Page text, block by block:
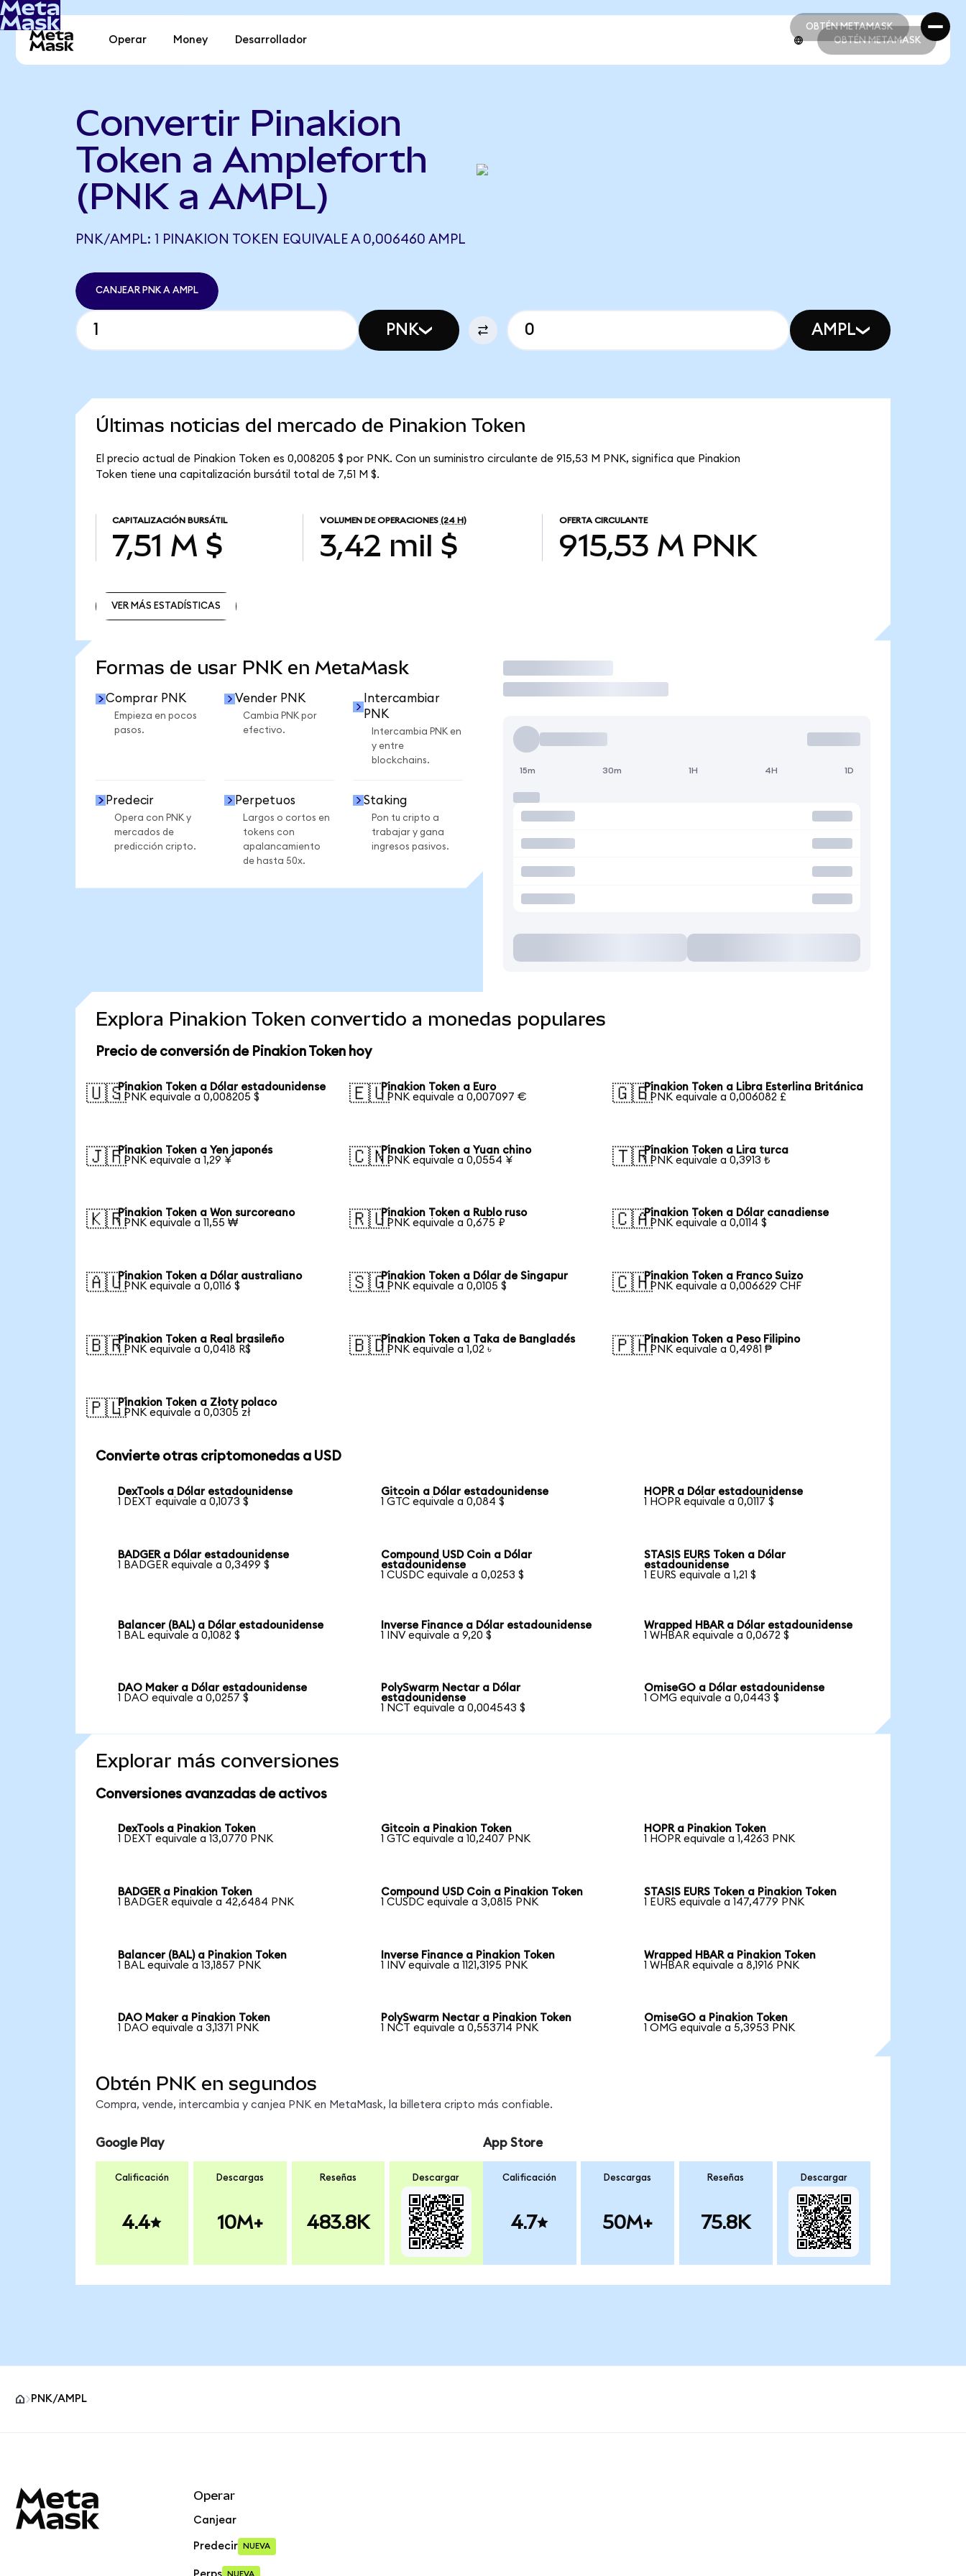
OBTÉN METAMASK
OBTÉN METAMASK
Operar Money Desarrollador OBTÉN METAMASK
Convertir Pinakion
Token a Ampleforth
(PNK a AMPL)
PNK/AMPL: 1 PINAKION TOKEN EQUIVALE A 0,006460 AMPL
CANJEAR PNK A AMPL
PNK AMPL
Últimas noticias del mercado de Pinakion Token
El precio actual de Pinakion Token es 0,008205 $ por PNK. Con un suministro circulante de 915,53 M PNK, significa que Pinakion
Token tiene una capitalización bursátil total de 7,51 M $.
CAPITALIZACIÓN BURSÁTIL
7,51 M $
VOLUMEN DE OPERACIONES (24 H)
3,42 mil $
OFERTA CIRCULANTE
915,53 M PNK
VER MÁS ESTADÍSTICAS
Formas de usar PNK en MetaMask
Comprar PNK
Empieza en pocos
pasos.
Vender PNK
Cambia PNK por
efectivo.
Intercambiar
PNK
Intercambia PNK en
y entre
blockchains.
Predecir
Opera con PNK y
mercados de
predicción cripto.
Perpetuos
Largos o cortos en
tokens con
apalancamiento
de hasta 50x.
Staking
Pon tu cripto a
trabajar y gana
ingresos pasivos.
Operar
15m 30m 1H 4H 1D
Explora Pinakion Token convertido a monedas populares
Precio de conversión de Pinakion Token hoy
🇺🇸Pinakion Token a Dólar estadounidense
1 PNK equivale a 0,008205 $
🇪🇺Pinakion Token a Euro
1 PNK equivale a 0,007097 €
🇬🇧Pinakion Token a Libra Esterlina Británica
1 PNK equivale a 0,006082 £
🇯🇵Pinakion Token a Yen japonés
1 PNK equivale a 1,29 ¥
🇨🇳Pinakion Token a Yuan chino
1 PNK equivale a 0,0554 ¥
🇹🇷Pinakion Token a Lira turca
1 PNK equivale a 0,3913 ₺
🇰🇷Pinakion Token a Won surcoreano
1 PNK equivale a 11,55 ₩
🇷🇺Pinakion Token a Rublo ruso
1 PNK equivale a 0,675 ₽
🇨🇦Pinakion Token a Dólar canadiense
1 PNK equivale a 0,0114 $
🇦🇺Pinakion Token a Dólar australiano
1 PNK equivale a 0,0116 $
🇸🇬Pinakion Token a Dólar de Singapur
1 PNK equivale a 0,0105 $
🇨🇭Pinakion Token a Franco Suizo
1 PNK equivale a 0,006629 CHF
🇧🇷Pinakion Token a Real brasileño
1 PNK equivale a 0,0418 R$
🇧🇩Pinakion Token a Taka de Bangladés
1 PNK equivale a 1,02 ৳
🇵🇭Pinakion Token a Peso Filipino
1 PNK equivale a 0,4981 ₱
🇵🇱Pinakion Token a Złoty polaco
1 PNK equivale a 0,0305 zł
Convierte otras criptomonedas a USD
DexTools a Dólar estadounidense
1 DEXT equivale a 0,1073 $
Gitcoin a Dólar estadounidense
1 GTC equivale a 0,084 $
HOPR a Dólar estadounidense
1 HOPR equivale a 0,0117 $
BADGER a Dólar estadounidense
1 BADGER equivale a 0,3499 $
Compound USD Coin a Dólar
estadounidense
1 CUSDC equivale a 0,0253 $
STASIS EURS Token a Dólar
estadounidense
1 EURS equivale a 1,21 $
Balancer (BAL) a Dólar estadounidense
1 BAL equivale a 0,1082 $
Inverse Finance a Dólar estadounidense
1 INV equivale a 9,20 $
Wrapped HBAR a Dólar estadounidense
1 WHBAR equivale a 0,0672 $
DAO Maker a Dólar estadounidense
1 DAO equivale a 0,0257 $
PolySwarm Nectar a Dólar
estadounidense
1 NCT equivale a 0,004543 $
OmiseGO a Dólar estadounidense
1 OMG equivale a 0,0443 $
Explorar más conversiones
Conversiones avanzadas de activos
DexTools a Pinakion Token
1 DEXT equivale a 13,0770 PNK
Gitcoin a Pinakion Token
1 GTC equivale a 10,2407 PNK
HOPR a Pinakion Token
1 HOPR equivale a 1,4263 PNK
BADGER a Pinakion Token
1 BADGER equivale a 42,6484 PNK
Compound USD Coin a Pinakion Token
1 CUSDC equivale a 3,0815 PNK
STASIS EURS Token a Pinakion Token
1 EURS equivale a 147,4779 PNK
Balancer (BAL) a Pinakion Token
1 BAL equivale a 13,1857 PNK
Inverse Finance a Pinakion Token
1 INV equivale a 1121,3195 PNK
Wrapped HBAR a Pinakion Token
1 WHBAR equivale a 8,1916 PNK
DAO Maker a Pinakion Token
1 DAO equivale a 3,1371 PNK
PolySwarm Nectar a Pinakion Token
1 NCT equivale a 0,553714 PNK
OmiseGO a Pinakion Token
1 OMG equivale a 5,3953 PNK
Obtén PNK en segundos
Compra, vende, intercambia y canjea PNK en MetaMask, la billetera cripto más confiable.
Google Play
Calificación
4.4
Descargas
10M+
Reseñas
483.8K
Descargar
App Store
Calificación
4.7
Descargas
50M+
Reseñas
75.8K
Descargar
PNK/AMPL
Operar
Canjear
Predecir NUEVA
NUEVA